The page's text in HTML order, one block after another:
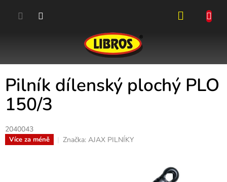
Pilník dílenský plochý PLO
150/3
2040043
Více za méně Značka: AJAX PILNÍKY